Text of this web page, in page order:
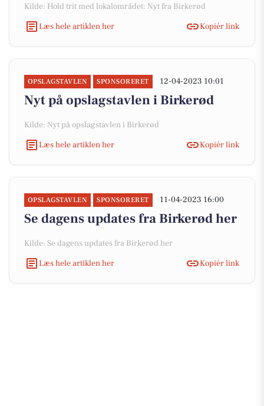
Kilde: Hold trit med lokalområdet: Nyt fra Birkerød
Læs hele artiklen her
Kopiér link
OPSLAGSTAVLEN SPONSORERET 12-04-2023 10:01
Nyt på opslagstavlen i Birkerød
Kilde: Nyt på opslagstavlen i Birkerød
Læs hele artiklen her
Kopiér link
OPSLAGSTAVLEN SPONSORERET 11-04-2023 16:00
Se dagens updates fra Birkerød her
Kilde: Se dagens updates fra Birkerød her
Læs hele artiklen her
Kopiér link